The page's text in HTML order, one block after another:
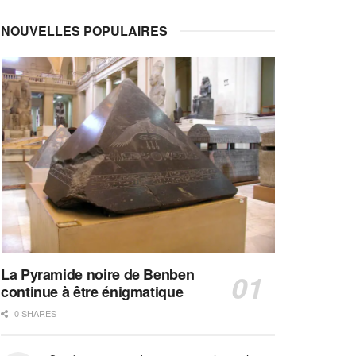
NOUVELLES POPULAIRES
La Pyramide noire de Benben
continue à être énigmatique
0 SHARES